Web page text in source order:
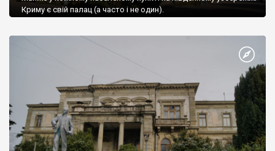
Криму є свій палац (а часто і не один).